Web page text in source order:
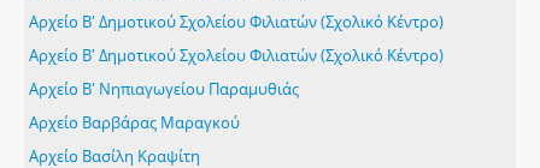
Αρχείο Β' Δημοτικού Σχολείου Φιλιατών (Σχολικό Κέντρο)
Αρχείο Β' Δημοτικού Σχολείου Φιλιατών (Σχολικό Κέντρο)
Αρχείο Β' Νηπιαγωγείου Παραμυθιάς
Αρχείο Βαρβάρας Μαραγκού
Αρχείο Βασίλη Κραψίτη